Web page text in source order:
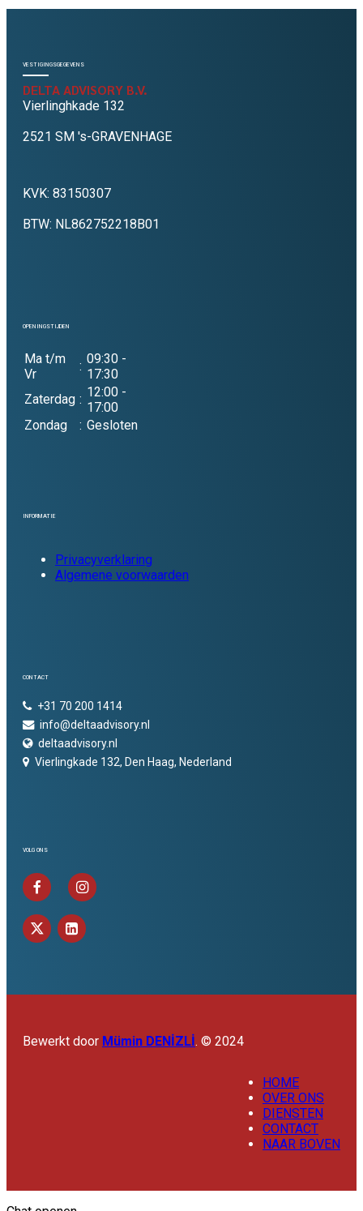
VESTIGINGSGEGEVENS
DELTA ADVISORY B.V.
Vierlinghkade 132
2521 SM 's-GRAVENHAGE
KVK: 83150307
BTW: NL862752218B01
OPENINGSTIJDEN
Ma t/m
Vr
: 09:30 -
17:30
Zaterdag : 12:00 -
17:00
Zondag
: Gesloten
INFORMATIE
Privacyverklaring
Algemene voorwaarden
CONTACT
+31 70 200 1414
info@deltaadvisory.nl
deltaadvisory.nl
Vierlingkade 132, Den Haag, Nederland
VOLG ONS
Bewerkt door Mümin DENİZLİ. © 2024
HOME
OVER ONS
DIENSTEN
CONTACT
NAAR BOVEN